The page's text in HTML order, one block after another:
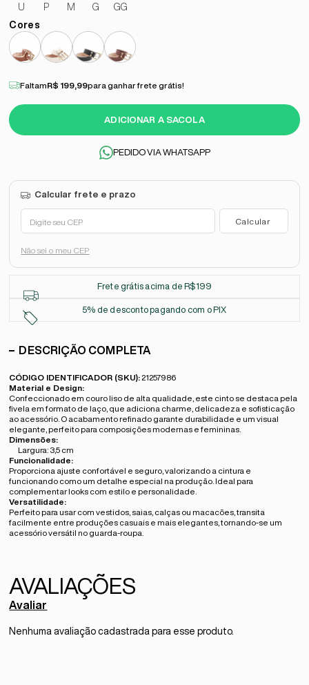
U P M G GG
ADICIONAR A SACOLA
FaltamR$ 199,99para ganhar frete grátis!
PEDIDO VIA WHATSAPP
Não sei o meu CEP
Frete grátis acima de R$199
5% de desconto pagando com o PIX
DESCRIÇÃO COMPLETA
CÓDIGO IDENTIFICADOR (SKU): 21257986
Material e Design:
Confeccionado em couro liso de alta qualidade, este cinto se destaca pela
fivela em formato de laço, que adiciona charme, delicadeza e sofisticação
ao acessório. O acabamento refinado garante durabilidade e um visual
elegante, perfeito para composições modernas e femininas.
Dimensões:
Largura: 3,5 cm
Funcionalidade:
Proporciona ajuste confortável e seguro, valorizando a cintura e
funcionando como um detalhe especial na produção. Ideal para
complementar looks com estilo e personalidade.
Versatilidade:
Perfeito para usar com vestidos, saias, calças ou macacões, transita
facilmente entre produções casuais e mais elegantes, tornando-se um
acessório versátil no guarda-roupa.
Avaliar
Nenhuma avaliação cadastrada para esse produto.